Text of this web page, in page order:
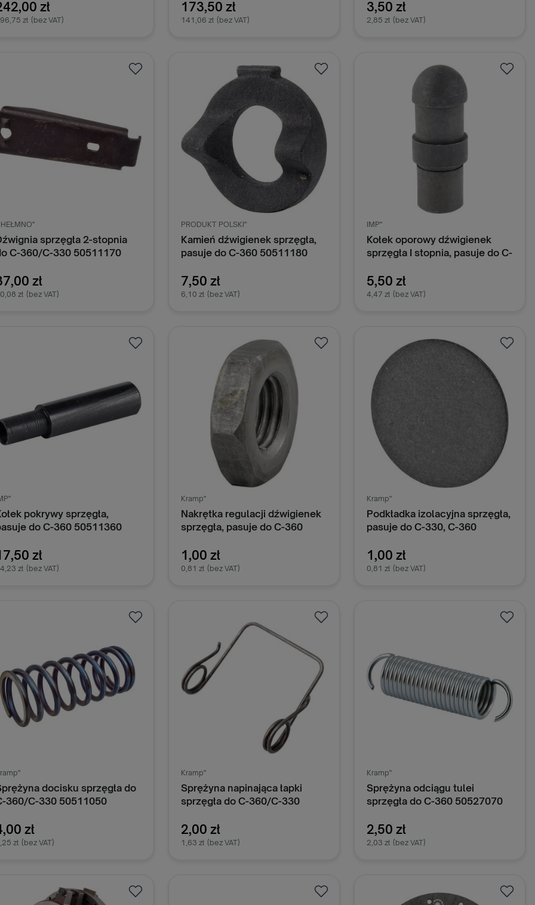
zł
zł (bez VAT)
Chełmno
173,50 zł
141,06 zł (bez VAT)
3,50 zł
2,85 zł (bez VAT)
sprzęgła 2-stopnia
C-360/C-330 50511170
zł
zł (bez VAT)
PRODUKT POLSKI"
Kamień dźwigienek sprzęgła,
pasuje do C-360 50511180
7,50 zł
6,10 zł (bez VAT)
IMP"
Kołek oporowy dźwigienek
sprzęgła I stopnia, pasuje do C-
5,50 zł
4,47 zł (bez VAT)
pokrywy sprzęgła,
do C-360 50511360
zł
zł (bez VAT)
Kramp"
Nakrętka regulacji dźwigienek
sprzęgła, pasuje do C-360
1,00 zł
0,81 zł (bez VAT)
Kramp"
Podkładka izolacyjna sprzęgła,
pasuje do C-330, C-360
1,00 zł
0,81 zł (bez VAT)
docisku sprzęgła do
360/C-330 50511050
zł
zł (bez VAT)
Kramp"
Sprężyna napinająca łapki
sprzęgła do C-360/C-330
2,00 zł
1,63 zł (bez VAT)
Kramp"
Sprężyna odciągu tulei
sprzęgła do C-360 50527070
2,50 zł
2,03 zł (bez VAT)